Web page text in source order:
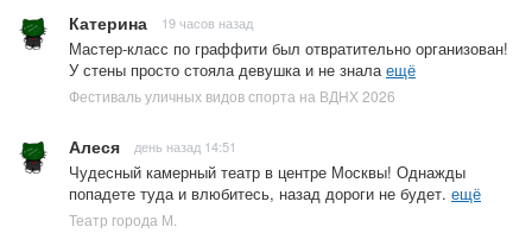
Катерина 19 часов назад
Мастер-класс по граффити был отвратительно организован!
У стены просто стояла девушка и не зналаещё
Фестиваль уличных видов спорта на ВДНХ 2026
Алеся день назад 14:51
Чудесный камерный театр в центре Москвы! Однажды
попадете туда и влюбитесь, назад дороги не будет. ещё
Театр города М.